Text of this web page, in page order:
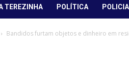
TEREZINHA POLÍTICA
Bandidos furtam objetos e dinheiro em